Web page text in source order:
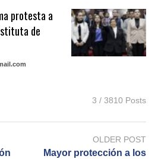
protesta a
de
3 / 3810 Posts
OLDER POST
Mayor protección a los